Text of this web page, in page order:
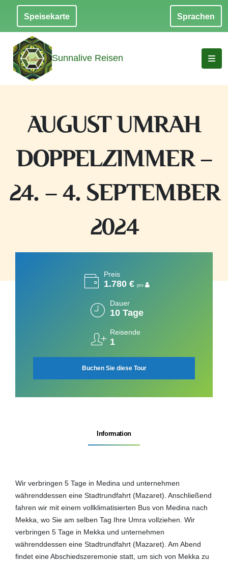
Speisekarte Sprachen
Sunnalive Reisen
AUGUST UMRAH
DOPPELZIMMER –
24. – 4. SEPTEMBER
2024
Preis
1.780 € pro
Dauer
10 Tage
Reisende
1
Buchen Sie diese Tour
Information
Wir verbringen 5 Tage in Medina und unternehmen
währenddessen eine Stadtrundfahrt (Mazaret). Anschließend
fahren wir mit einem vollklimatisierten Bus von Medina nach
Mekka, wo Sie am selben Tag Ihre Umra vollziehen. Wir
verbringen 5 Tage in Mekka und unternehmen
währenddessen eine Stadtrundfahrt (Mazaret). Am Abend
findet eine Abschiedszeremonie statt, um sich von Mekka zu